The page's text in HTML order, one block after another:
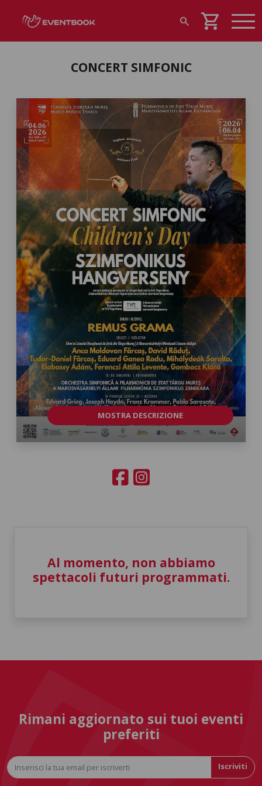
search shopping_cart
CONCERT SIMFONIC
MOSTRA DESCRIZIONE
Al momento, non abbiamo
spettacoli futuri programmati.
Rimani aggiornato sui tuoi eventi
preferiti
Iscriviti